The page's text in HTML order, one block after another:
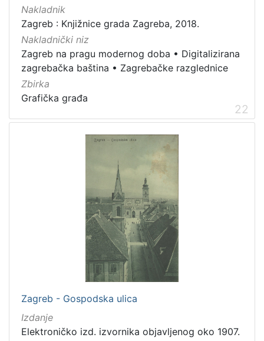
Nakladnik
Zagreb : Knjižnice grada Zagreba, 2018.
Nakladnički niz
Zagreb na pragu modernog doba • Digitalizirana
zagrebačka baština • Zagrebačke razglednice
Zbirka
Grafička građa
22
Zagreb - Gospodska ulica
Izdanje
Elektroničko izd. izvornika objavljenog oko 1907.